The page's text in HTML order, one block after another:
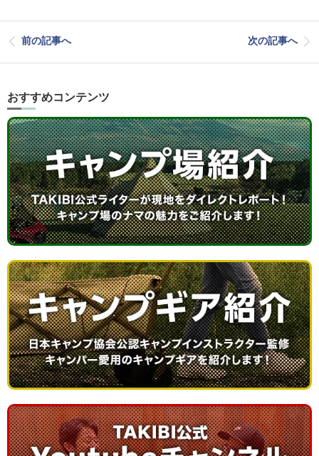
前の記事へ 次の記事へ
おすすめコンテンツ